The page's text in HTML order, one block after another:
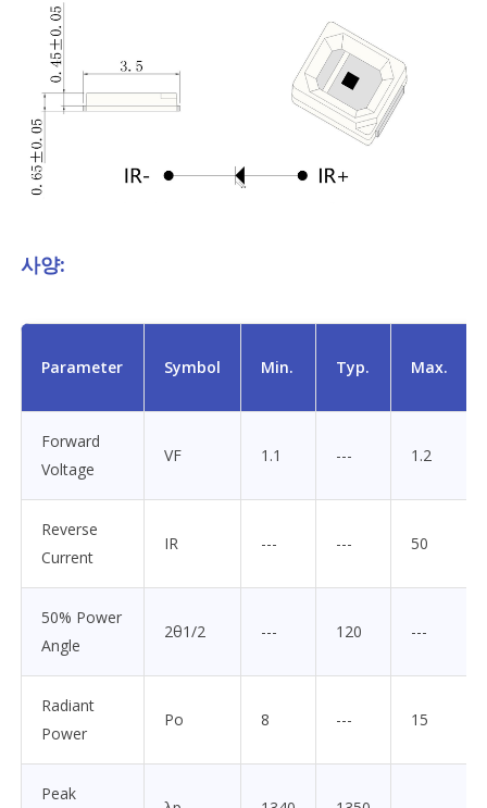
사양:
Parameter Symbol Min. Typ. Max.
Forward
Voltage
VF 1.1 --- 1.2
Reverse
Current
IR --- --- 50
50% Power
Angle
2θ1/2 --- 120 ---
Radiant
Power
Po 8 --- 15
Peak